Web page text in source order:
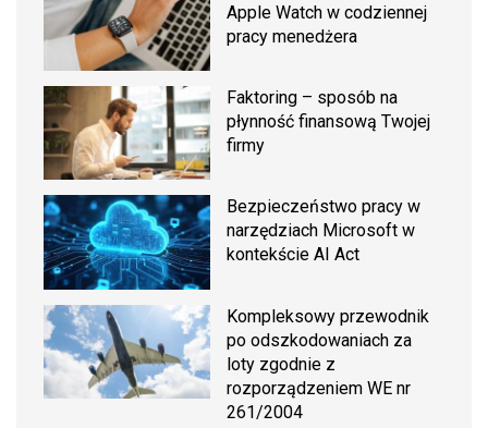
Apple Watch w codziennej
pracy menedżera
Faktoring – sposób na
płynność finansową Twojej
firmy
Bezpieczeństwo pracy w
narzędziach Microsoft w
kontekście AI Act
Kompleksowy przewodnik
po odszkodowaniach za
loty zgodnie z
rozporządzeniem WE nr
261/2004